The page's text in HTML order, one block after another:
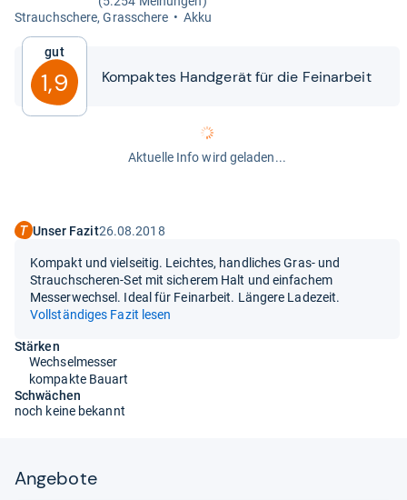
Strauch­schere, Gras­schere
Akku
Gut
1,9 Kom­pak­tes Hand­ge­rät für die Fein­ar­beit
Aktuelle Info wird geladen...
Unser Fazit26.08.2018
Kompakt und vielseitig. Leichtes, handliches Gras- und
Strauchscheren-Set mit sicherem Halt und einfachem
Messerwechsel. Ideal für Feinarbeit. Längere Ladezeit.
Vollständiges Fazit lesen
Stärken
Wechselmesser
kompakte Bauart
Schwächen
noch keine bekannt
Angebote